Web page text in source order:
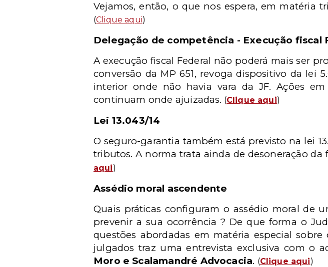
Vejamos, então, o que nos espera, em matéria
(Clique aqui)
Delegação de competência - Execução fiscal
A execução fiscal Federal não poderá mais ser
conversão da MP 651, revoga dispositivo da lei
interior onde não havia vara da JF. Ações
continuam onde ajuizadas. (Clique aqui)
Lei 13.043/14
O seguro-garantia também está previsto na lei
tributos. A norma trata ainda de desoneração
aqui)
Assédio moral ascendente
Quais práticas configuram o assédio moral de
prevenir a sua ocorrência ? De que forma o
questões abordadas em matéria especial
julgados traz uma entrevista exclusiva com o
Moro e Scalamandré Advocacia. (Clique aqui)